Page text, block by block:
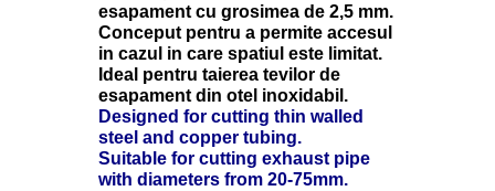
esapament cu grosimea de 2,5 mm.
Conceput pentru a permite accesul
in cazul in care spatiul este limitat.
Ideal pentru taierea tevilor de
esapament din otel inoxidabil.
Designed for cutting thin walled
steel and copper tubing.
Suitable for cutting exhaust pipe
with diameters from 20-75mm.